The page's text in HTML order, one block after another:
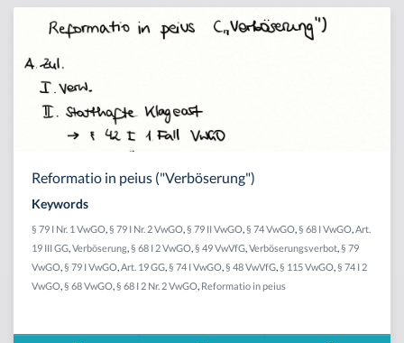
Reformatio in peius ("Verböserung")
Keywords
§ 79 I Nr. 1 VwGO § 79 I Nr. 2 VwGO § 79 II VwGO § 74 VwGO § 68 I VwGO Art.
19 III GG Verböserung § 68 I 2 VwGO § 49 VwVfG Verböserungsverbot § 79
VwGO § 79 I VwGO Art. 19 GG § 74 I VwGO § 48 VwVfG § 115 VwGO § 74 I 2
VwGO § 68 VwGO § 68 I 2 Nr. 2 VwGO Reformatio in peius